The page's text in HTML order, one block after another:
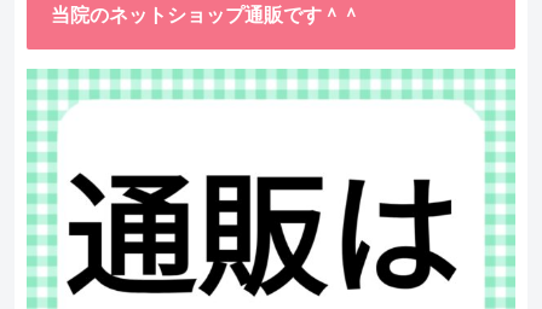
当院のネットショップ通販です＾＾